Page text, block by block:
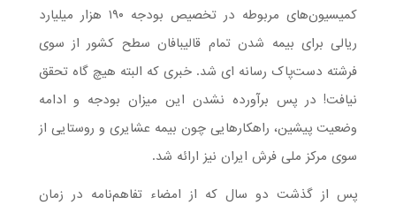
کمیسیون‌های مربوطه در تخصیص بودجه ۱۹۰ هزار میلیارد
ریالی برای بیمه شدن تمام قالیبافان سطح کشور از سوی
فرشته دست‌پاک رسانه ای ‌شد. خبری که البته هیچ گاه تحقق
نیافت! در پس برآورده نشدن این میزان بودجه و ادامه
وضعیت پیشین، راهکارهایی چون بیمه عشایری و روستایی از
سوی مرکز ملی فرش ایران نیز ارائه شد.
پس از گذشت دو سال که از امضاء تفاهم‌نامه در زمان